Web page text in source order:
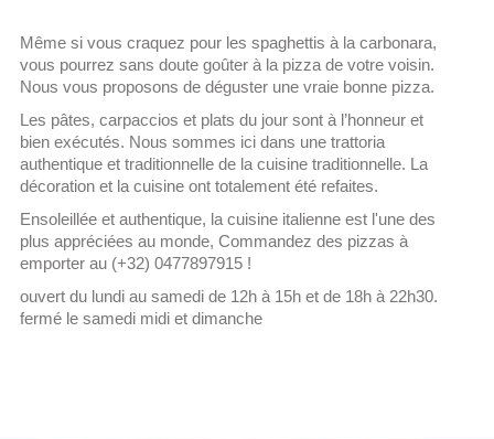
Même si vous craquez pour les spaghettis à la carbonara,
vous pourrez sans doute goûter à la pizza de votre voisin.
Nous vous proposons de déguster une vraie bonne pizza.
Les pâtes, carpaccios et plats du jour sont à l’honneur et
bien exécutés. Nous sommes ici dans une trattoria
authentique et traditionnelle de la cuisine traditionnelle. La
décoration et la cuisine ont totalement été refaites.
Ensoleillée et authentique, la cuisine italienne est l'une des
plus appréciées au monde, Commandez des pizzas à
emporter au (+32) 0477897915 !
ouvert du lundi au samedi de 12h à 15h et de 18h à 22h30.
fermé le samedi midi et dimanche